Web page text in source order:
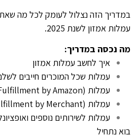
במדריך הזה נצלול לעומק לכל מה
עמלות אמזון לשנת 2025.
מה נכסה במדריך:
איך לחשב עמלות אמזון
עמלות שכל המוכרים חייבים
עמלות FBA (Fulfillment by Amazon)
עמלות FBM (Fulfillment by Merchant)
עמלות לשירותים נוספים
בוא נתחיל